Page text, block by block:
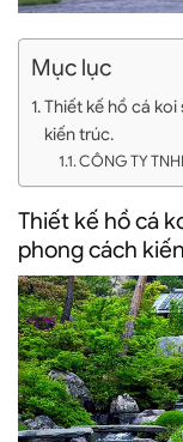
Mục lục
Thiết kế hồ cá
kiến trúc.
CÔNG TY
Thiết kế hồ cá
phong cách